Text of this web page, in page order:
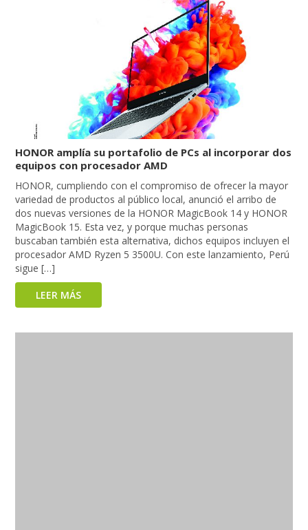
HONOR amplía su portafolio de PCs al incorporar dos
equipos con procesador AMD
HONOR, cumpliendo con el compromiso de ofrecer la mayor
variedad de productos al público local, anunció el arribo de
dos nuevas versiones de la HONOR MagicBook 14 y HONOR
MagicBook 15. Esta vez, y porque muchas personas
buscaban también esta alternativa, dichos equipos incluyen el
procesador AMD Ryzen 5 3500U. Con este lanzamiento, Perú
sigue […]
LEER MÁS